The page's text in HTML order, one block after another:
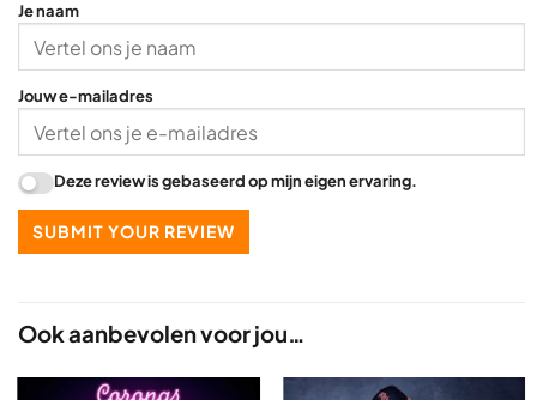
Ook aanbevolen voor jou…
Je naam
Jouw e-mailadres
Deze review is gebaseerd op mijn eigen ervaring.
SUBMIT YOUR REVIEW